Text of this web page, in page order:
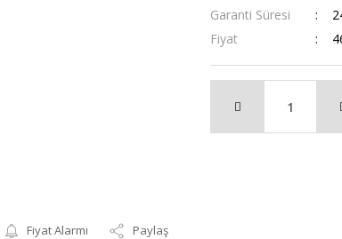
Fiyat Alarmı Paylaş
Garanti Süresi
Fiyat